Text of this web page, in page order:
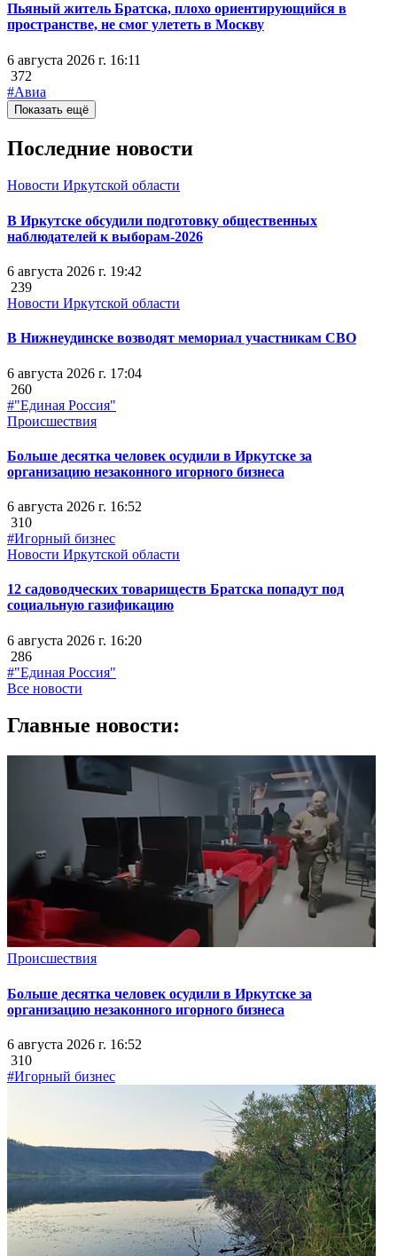
Пьяный житель Братска, плохо ориентирующийся в
пространстве, не смог улететь в Москву
6 августа 2026 г. 16:11
372
#Авиа
Показать ещё
Последние новости
Новости Иркутской области
В Иркутске обсудили подготовку общественных
наблюдателей к выборам-2026
6 августа 2026 г. 19:42
239
Новости Иркутской области
В Нижнеудинске возводят мемориал участникам СВО
6 августа 2026 г. 17:04
260
#"Единая Россия"
Происшествия
Больше десятка человек осудили в Иркутске за
организацию незаконного игорного бизнеса
6 августа 2026 г. 16:52
310
#Игорный бизнес
Новости Иркутской области
12 садоводческих товариществ Братска попадут под
социальную газификацию
6 августа 2026 г. 16:20
286
#"Единая Россия"
Все новости
Главные новости:
Происшествия
Больше десятка человек осудили в Иркутске за
организацию незаконного игорного бизнеса
6 августа 2026 г. 16:52
310
#Игорный бизнес